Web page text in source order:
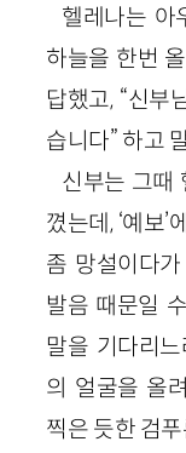
헬레나는 아
하늘을 한번
답했고, “신부
습니다” 하고
신부는 그때
꼈는데, ‘예보
좀 망설이다가
발음 때문일
말을 기다리
의 얼굴을 올
찍은 듯한 검